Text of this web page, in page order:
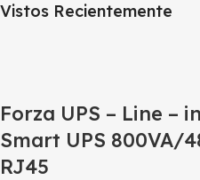
Vistos Recientemente
Forza UPS – Line –
Smart UPS 800VA/
RJ45